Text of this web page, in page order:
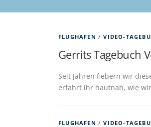
FLUGHAFEN /VIDEO-
Gerrits Tagebuch
Seit Jahren fiebern wir
erfahrt ihr hautnah, wie
FLUGHAFEN /VIDEO-